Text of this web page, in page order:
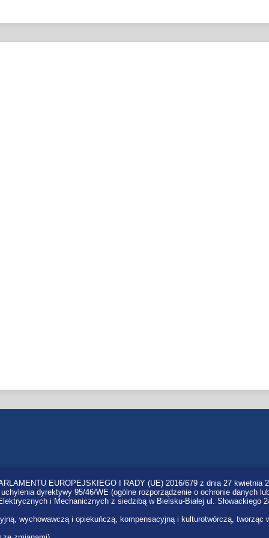
RODO Autorzy strony
EUROPEJSKIEGO I RADY (UE) 2016/679 z dnia 27
dyrektywy 95/46/WE (ogólne rozporządzenie o ochronie danych
i Mechanicznych z siedzibą w Bielsku-Białej ul. Słowackiego
wychowawczą i opiekuńczą, kompensacyjną i kulturotwórczą,